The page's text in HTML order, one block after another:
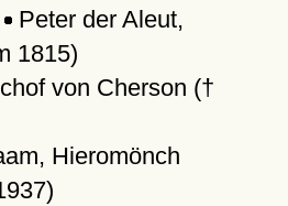
Peter der Aleut,
1815)
von Cherson (†
Hieromönch